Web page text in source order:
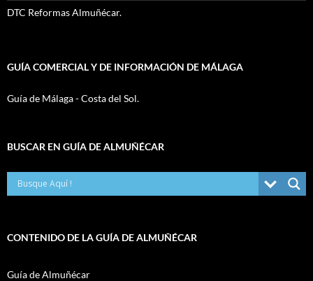
DTC Reformas Almuñécar.
GUÍA COMERCIAL Y DE INFORMACIÓN DE MÁLAGA
Guía de Málaga - Costa del Sol.
BUSCAR EN GUÍA DE ALMUÑÉCAR
CONTENIDO DE LA GUÍA DE ALMUÑÉCAR
Guía de Almuñécar